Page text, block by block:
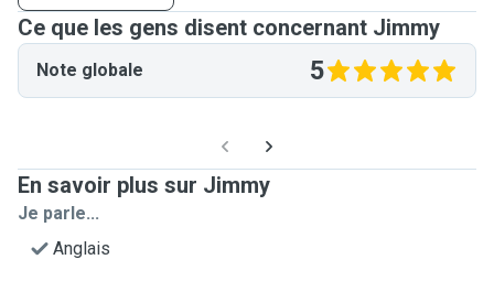
Ce que les gens disent concernant Jimmy
Note globale 5
En savoir plus sur Jimmy
Je parle...
Anglais